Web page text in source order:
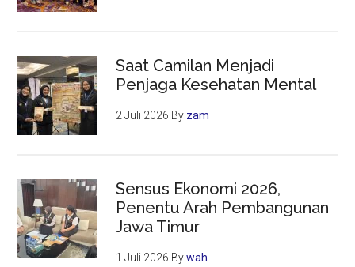
Saat Camilan Menjadi
Penjaga Kesehatan Mental
2 Juli 2026 By zam
Sensus Ekonomi 2026,
Penentu Arah Pembangunan
Jawa Timur
1 Juli 2026 Bywah